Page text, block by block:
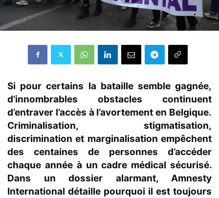
Si pour certains la bataille semble gagnée,
d’innombrables obstacles continuent
d’entraver l’accès à l’avortement en Belgique.
Criminalisation, stigmatisation,
discrimination et marginalisation empêchent
des centaines de personnes d’accéder
chaque année à un cadre médical sécurisé.
Dans un dossier alarmant, Amnesty
International détaille pourquoi il est toujours